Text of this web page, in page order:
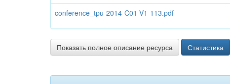
conference_tpu-2014-C01-V1-113.pdf
Показать полное описание ресурса Статистика